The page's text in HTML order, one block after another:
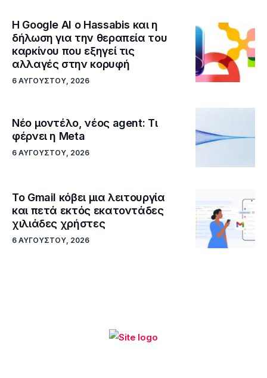
Η Google ΑΙ ο Hassabis και η
δήλωση για την θεραπεία του
καρκίνου που εξηγεί τις
αλλαγές στην κορυφή
6 ΑΥΓΟΎΣΤΟΥ, 2026
Νέο μοντέλο, νέος agent: Τι
φέρνει η Meta
6 ΑΥΓΟΎΣΤΟΥ, 2026
Το Gmail κόβει μια λειτουργία
και πετά εκτός εκατοντάδες
χιλιάδες χρήστες
6 ΑΥΓΟΎΣΤΟΥ, 2026